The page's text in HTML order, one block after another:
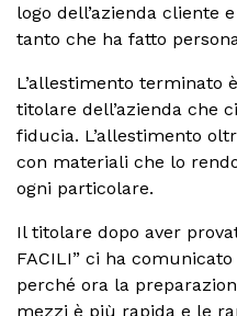
logo dell’azienda cliente
tanto che ha fatto
L’allestimento terminato
titolare dell’azienda che
fiducia. L’allestimento
con materiali che lo
ogni particolare.
Il titolare dopo aver
FACILI” ci ha
perché ora la
mezzi è più rapida e le